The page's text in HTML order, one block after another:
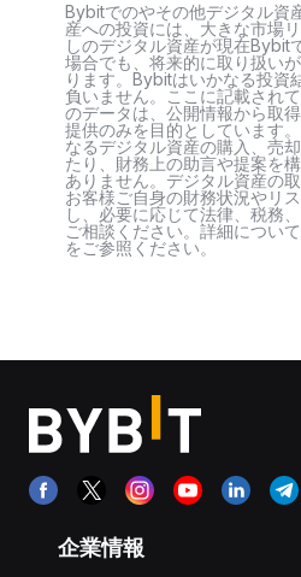
Bybitでのやその他デジタル資
産への投資には、大きな市場
しのデジタル資産が現在Bybit
場合でも、将来的に取り扱い
ります。Bybitはいかなる投資
負いません。ここに記載され
のデータは、公開情報から取
提供のみを目的としています
なるデジタル資産の購入、売
たり、財務上の助言や提案を
ありません。デジタル資産の
お客様ご自身の財務状況やリ
し、必要に応じて法律、税務
ご相談ください。詳細につい
をご参照ください。
企業情報